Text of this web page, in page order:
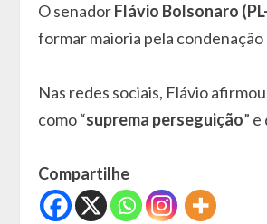
O senadorFlávio Bolsonaro
formar maioria pela
Nas redes sociais, Flávio
como “suprema perseguição”
Compartilhe